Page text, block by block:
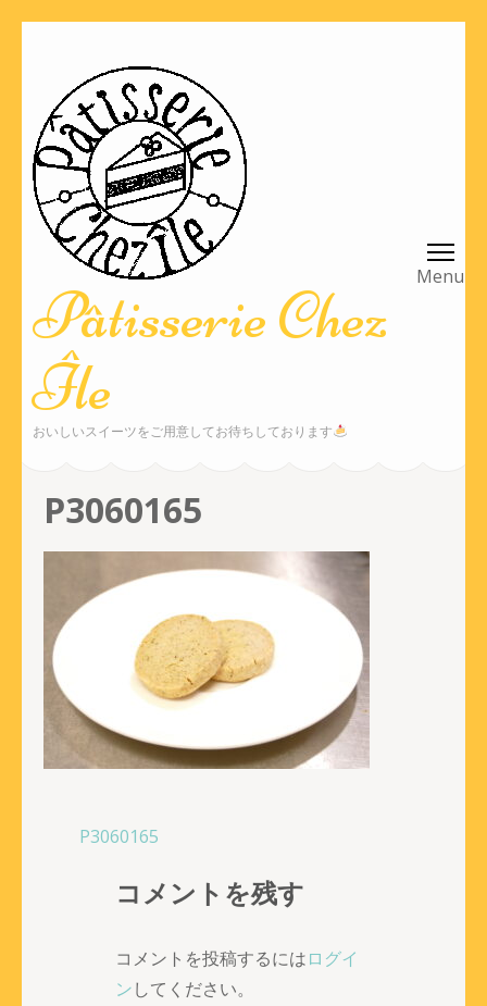
ツ
へ
(Enter
押
す)
Pâtisserie Chez
Île
おいしいスイーツをご用意してお待ちしております
P3060165
投
P3060165
コメントを残す
コメントを投稿するにはログイ
ンしてください。